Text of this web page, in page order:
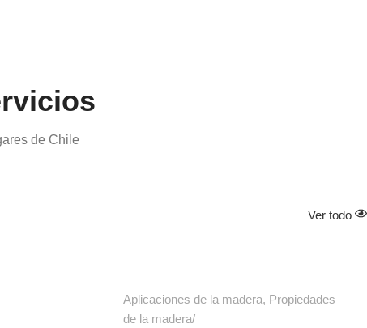
de Chile
Ver todo
Aplicaciones de la madera, Propiedades
de la madera